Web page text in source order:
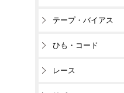
テープ・バイアス
ひも・コード
レース